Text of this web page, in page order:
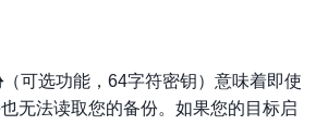
（可选功能，64字符密钥）意味着即使
无法读取您的备份。如果您的目标启